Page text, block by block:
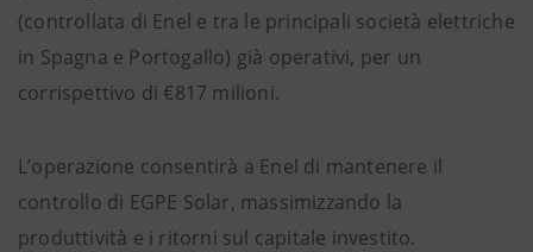
(controllata di Enel e tra le principali società elettriche
in Spagna e Portogallo) già operativi, per un
corrispettivo di €817 milioni.
L’operazione consentirà a Enel di mantenere il
controllo di EGPE Solar, massimizzando la
produttività e i ritorni sul capitale investito.